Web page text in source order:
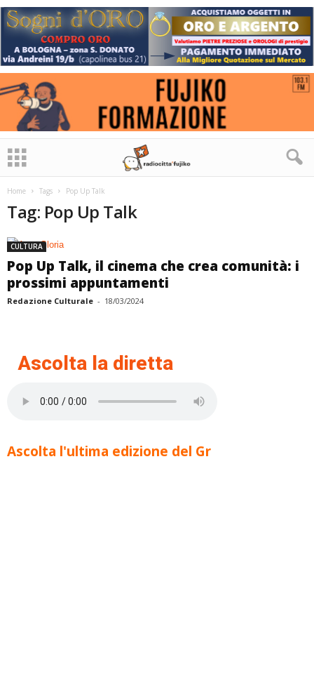
Home Tags Pop Up Talk
Tag: Pop Up Talk
CULTURA
Pop Up Talk, il cinema che crea comunità: i
prossimi appuntamenti
Redazione Culturale - 18/03/2024
Ascolta la diretta
Ascolta l'ultima edizione del Gr